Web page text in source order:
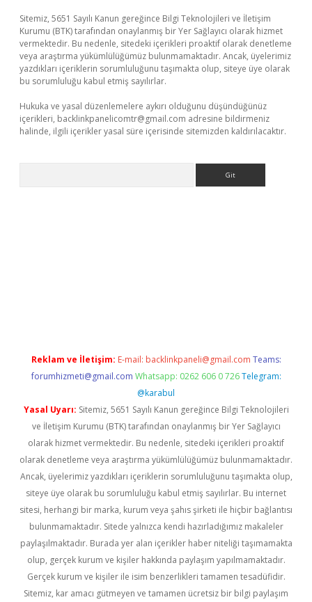
Sitemiz, 5651 Sayılı Kanun gereğince Bilgi Teknolojileri ve İletişim
Kurumu (BTK) tarafından onaylanmış bir Yer Sağlayıcı olarak hizmet
vermektedir. Bu nedenle, sitedeki içerikleri proaktif olarak denetleme
veya araştırma yükümlülüğümüz bulunmamaktadır. Ancak, üyelerimiz
yazdıkları içeriklerin sorumluluğunu taşımakta olup, siteye üye olarak
bu sorumluluğu kabul etmiş sayılırlar.
Hukuka ve yasal düzenlemelere aykırı olduğunu düşündüğünüz
içerikleri, backlinkpanelicomtr@gmail.com adresine bildirmeniz
halinde, ilgili içerikler yasal süre içerisinde sitemizden kaldırılacaktır.
Reklam ve İletişim: E-mail: backlinkpaneli@gmail.com Teams:
forumhizmeti@gmail.com Whatsapp: 0262 606 0 726 Telegram:
@karabul
Yasal Uyarı: Sitemiz, 5651 Sayılı Kanun gereğince Bilgi Teknolojileri
ve İletişim Kurumu (BTK) tarafından onaylanmış bir Yer Sağlayıcı
olarak hizmet vermektedir. Bu nedenle, sitedeki içerikleri proaktif
olarak denetleme veya araştırma yükümlülüğümüz bulunmamaktadır.
Ancak, üyelerimiz yazdıkları içeriklerin sorumluluğunu taşımakta olup,
siteye üye olarak bu sorumluluğu kabul etmiş sayılırlar. Bu internet
sitesi, herhangi bir marka, kurum veya şahıs şirketi ile hiçbir bağlantısı
bulunmamaktadır. Sitede yalnızca kendi hazırladığımız makaleler
paylaşılmaktadır. Burada yer alan içerikler haber niteliği taşımamakta
olup, gerçek kurum ve kişiler hakkında paylaşım yapılmamaktadır.
Gerçek kurum ve kişiler ile isim benzerlikleri tamamen tesadüfidir.
Sitemiz, kar amacı gütmeyen ve tamamen ücretsiz bir bilgi paylaşım